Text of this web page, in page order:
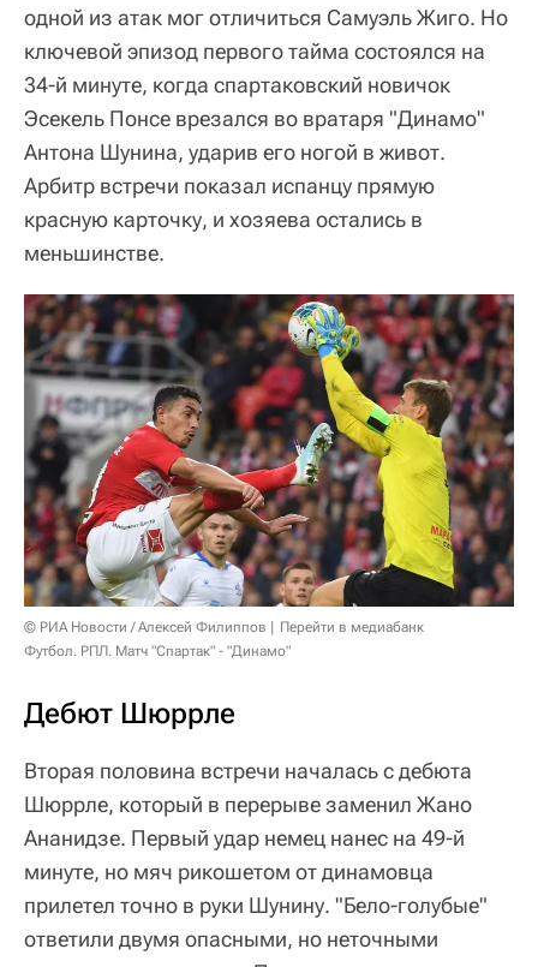
одной из атак мог отличиться Самуэль Жиго. Но
ключевой эпизод первого тайма состоялся на
34-й минуте, когда спартаковский новичок
Эсекель Понсе врезался во вратаря "Динамо"
Антона Шунина, ударив его ногой в живот.
Арбитр встречи показал испанцу прямую
красную карточку, и хозяева остались в
меньшинстве.
© РИА Новости / Алексей Филиппов
Перейти в медиабанк
Футбол. РПЛ. Матч "Спартак" - "Динамо"
Дебют Шюррле
Вторая половина встречи началась с дебюта
Шюррле, который в перерыве заменил Жано
Ананидзе. Первый удар немец нанес на 49-й
минуте, но мяч рикошетом от динамовца
прилетел точно в руки Шунину. "Бело-голубые"
ответили двумя опасными, но неточными